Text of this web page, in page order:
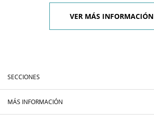
VER MÁS INFORMACIÓN
SECCIONES
MÁS INFORMACIÓN